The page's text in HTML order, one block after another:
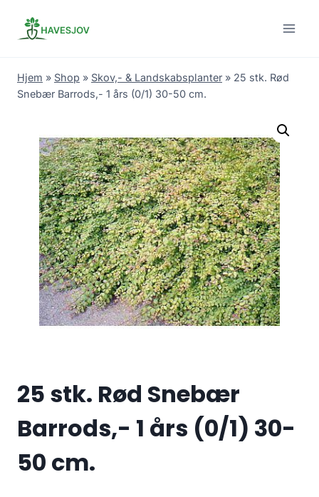
Hjem » Shop » Skov,- & Landskabsplanter » 25 stk. Rød
Snebær Barrods,- 1 års (0/1) 30-50 cm.
25 stk. Rød Snebær
Barrods,- 1 års (0/1) 30-
50 cm.